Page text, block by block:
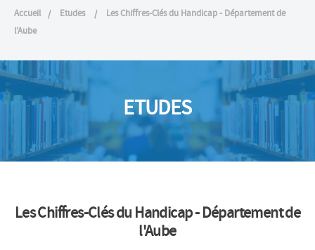
Accueil Etudes
Les Chiffres-Clés du Handicap - Département de
l'Aube
ETUDES
Les Chiffres-Clés du Handicap - Département de
l'Aube